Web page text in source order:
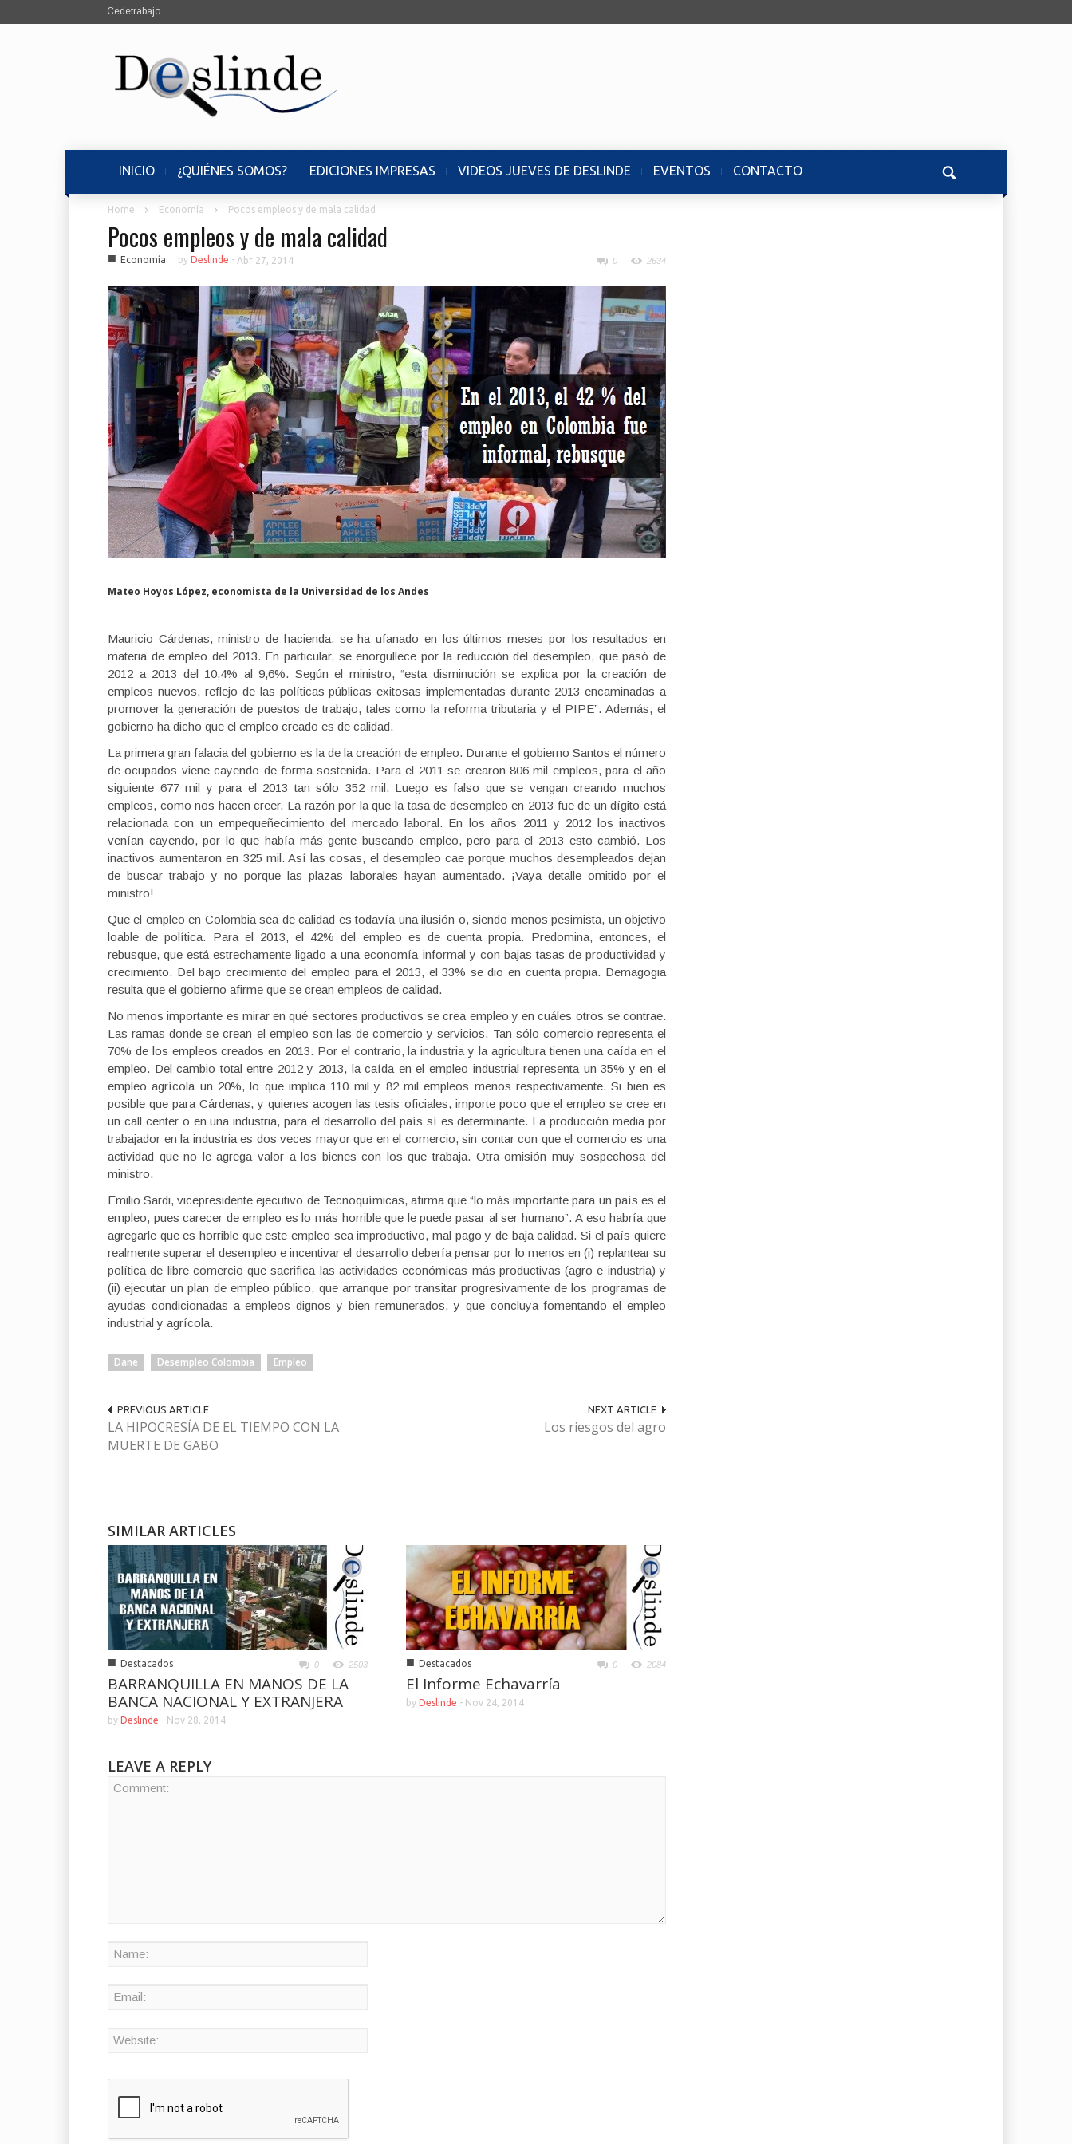
Cedetrabajo
INICIO ¿QUIÉNES SOMOS? EDICIONES IMPRESAS VIDEOS JUEVES DE DESLINDE EVENTOS CONTACTO
Home Economía Pocos empleos y de mala calidad
Pocos empleos y de mala calidad
■ Economía by Deslinde - Abr 27, 2014 0 2634
Mateo Hoyos López, economista de la Universidad de los Andes
Mauricio Cárdenas, ministro de hacienda, se ha ufanado en los últimos meses por los resultados en
materia de empleo del 2013. En particular, se enorgullece por la reducción del desempleo, que pasó de
2012 a 2013 del 10,4% al 9,6%. Según el ministro, “esta disminución se explica por la creación de
empleos nuevos, reflejo de las políticas públicas exitosas implementadas durante 2013 encaminadas a
promover la generación de puestos de trabajo, tales como la reforma tributaria y el PIPE”. Además, el
gobierno ha dicho que el empleo creado es de calidad.
La primera gran falacia del gobierno es la de la creación de empleo. Durante el gobierno Santos el número
de ocupados viene cayendo de forma sostenida. Para el 2011 se crearon 806 mil empleos, para el año
siguiente 677 mil y para el 2013 tan sólo 352 mil. Luego es falso que se vengan creando muchos
empleos, como nos hacen creer. La razón por la que la tasa de desempleo en 2013 fue de un dígito está
relacionada con un empequeñecimiento del mercado laboral. En los años 2011 y 2012 los inactivos
venían cayendo, por lo que había más gente buscando empleo, pero para el 2013 esto cambió. Los
inactivos aumentaron en 325 mil. Así las cosas, el desempleo cae porque muchos desempleados dejan
de buscar trabajo y no porque las plazas laborales hayan aumentado. ¡Vaya detalle omitido por el
ministro!
Que el empleo en Colombia sea de calidad es todavía una ilusión o, siendo menos pesimista, un objetivo
loable de política. Para el 2013, el 42% del empleo es de cuenta propia. Predomina, entonces, el
rebusque, que está estrechamente ligado a una economía informal y con bajas tasas de productividad y
crecimiento. Del bajo crecimiento del empleo para el 2013, el 33% se dio en cuenta propia. Demagogia
resulta que el gobierno afirme que se crean empleos de calidad.
No menos importante es mirar en qué sectores productivos se crea empleo y en cuáles otros se contrae.
Las ramas donde se crean el empleo son las de comercio y servicios. Tan sólo comercio representa el
70% de los empleos creados en 2013. Por el contrario, la industria y la agricultura tienen una caída en el
empleo. Del cambio total entre 2012 y 2013, la caída en el empleo industrial representa un 35% y en el
empleo agrícola un 20%, lo que implica 110 mil y 82 mil empleos menos respectivamente. Si bien es
posible que para Cárdenas, y quienes acogen las tesis oficiales, importe poco que el empleo se cree en
un call center o en una industria, para el desarrollo del país sí es determinante. La producción media por
trabajador en la industria es dos veces mayor que en el comercio, sin contar con que el comercio es una
actividad que no le agrega valor a los bienes con los que trabaja. Otra omisión muy sospechosa del
ministro.
Emilio Sardi, vicepresidente ejecutivo de Tecnoquímicas, afirma que “lo más importante para un país es el
empleo, pues carecer de empleo es lo más horrible que le puede pasar al ser humano”. A eso habría que
agregarle que es horrible que este empleo sea improductivo, mal pago y de baja calidad. Si el país quiere
realmente superar el desempleo e incentivar el desarrollo debería pensar por lo menos en (i) replantear su
política de libre comercio que sacrifica las actividades económicas más productivas (agro e industria) y
(ii) ejecutar un plan de empleo público, que arranque por transitar progresivamente de los programas de
ayudas condicionadas a empleos dignos y bien remunerados, y que concluya fomentando el empleo
industrial y agrícola.
Dane Desempleo Colombia Empleo
PREVIOUS ARTICLE
LA HIPOCRESÍA DE EL TIEMPO CON LA
MUERTE DE GABO
NEXT ARTICLE
Los riesgos del agro
SIMILAR ARTICLES
■ Destacados 0 2503
BARRANQUILLA EN MANOS DE LA
BANCA NACIONAL Y EXTRANJERA
by Deslinde - Nov 28, 2014
■ Destacados 0 2084
El Informe Echavarría
by Deslinde - Nov 24, 2014
LEAVE A REPLY